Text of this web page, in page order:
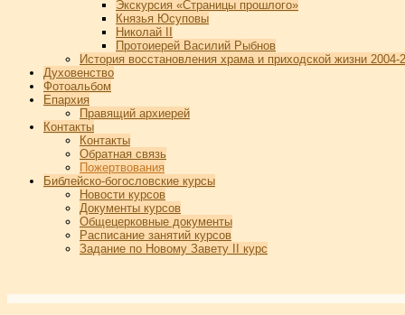
Экскурсия «Страницы прошлого»
Князья Юсуповы
Николай II
Протоиерей Василий Рыбнов
История восстановления храма и приходской жизни 2004-
Духовенство
Фотоальбом
Епархия
Правящий архиерей
Контакты
Контакты
Обратная связь
Пожертвования
Библейско-богословские курсы
Новости курсов
Документы курсов
Общецерковные документы
Расписание занятий курсов
Задание по Новому Завету II курс